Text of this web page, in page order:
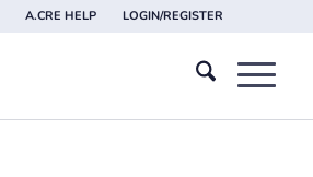
A.CRE HELP LOGIN/REGISTER